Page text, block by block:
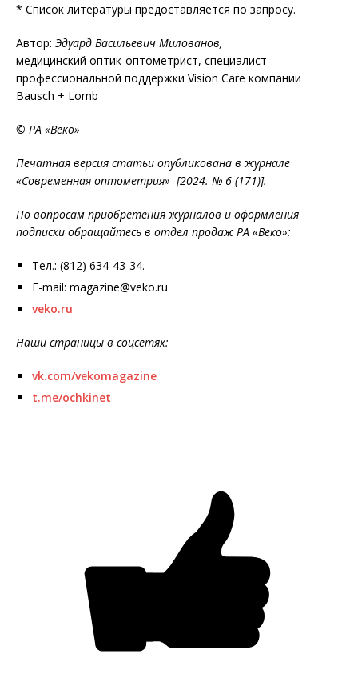
* Список литературы предоставляется по запросу.
Автор: Эдуард Васильевич Милованов,
медицинский оптик-оптометрист, специалист
профессиональной поддержки Vision Care компании
Bausch + Lomb
© РА «Веко»
Печатная версия статьи опубликована в журнале
«Современная оптометрия» [2024. № 6 (171)].
По вопросам приобретения журналов и оформления
подписки обращайтесь в отдел продаж РА «Веко»:
Тел.: (812) 634-43-34.
E-mail: magazine@veko.ru
veko.ru
Наши страницы в соцсетях:
vk.com/vekomagazine
t.me/ochkinet